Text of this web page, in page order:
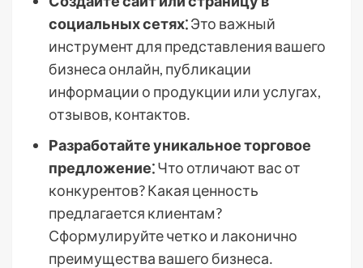
социальных сетях⁚Это важный
инструмент для представления вашего
бизнеса онлайн, публикации
информации о продукции или услугах,
отзывов, контактов․
Разработайте уникальное торговое
предложение⁚Что отличают вас от
конкурентов? Какая ценность
предлагается клиентам?
Сформулируйте четко и лаконично
преимущества вашего бизнеса․